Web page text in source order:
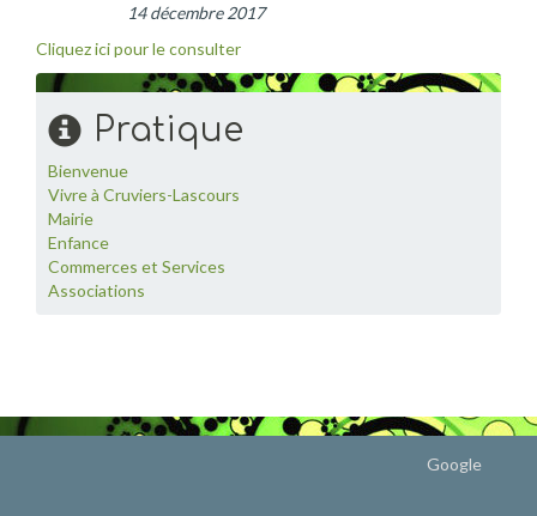
14 décembre 2017
Cliquez ici pour le consulter
Pratique
Bienvenue
Vivre à Cruviers-Lascours
Mairie
Enfance
Commerces et Services
Associations
Google